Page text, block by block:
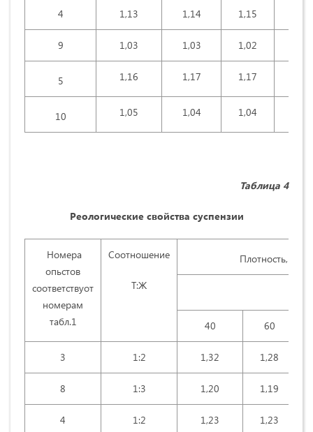
4 1,13 1,14 1,15
9 1,03 1,03 1,02
5 1,16 1,17 1,17
10 1,05 1,04 1,04
Таблица 4
Реологические свойства суспензии
Номера
опьстов
соответствуот
номерам
табл.1
Соотношение
Т:Ж
Плотность, г/см
40 60
3 1:2 1,32 1,28
8 1:3 1,20 1,19
4 1:2 1,23 1,23